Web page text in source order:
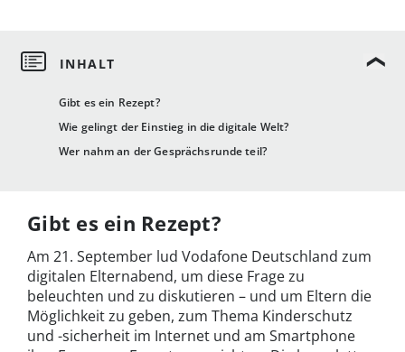
Gibt es ein Rezept?
Wie gelingt der Einstieg in die digitale Welt?
Wer nahm an der Gesprächsrunde teil?
Gibt es ein Rezept?
Am 21. September lud Vodafone Deutschland zum
digitalen Elternabend, um diese Frage zu
beleuchten und zu diskutieren – und um Eltern die
Möglichkeit zu geben, zum Thema Kinderschutz
und -sicherheit im Internet und am Smartphone